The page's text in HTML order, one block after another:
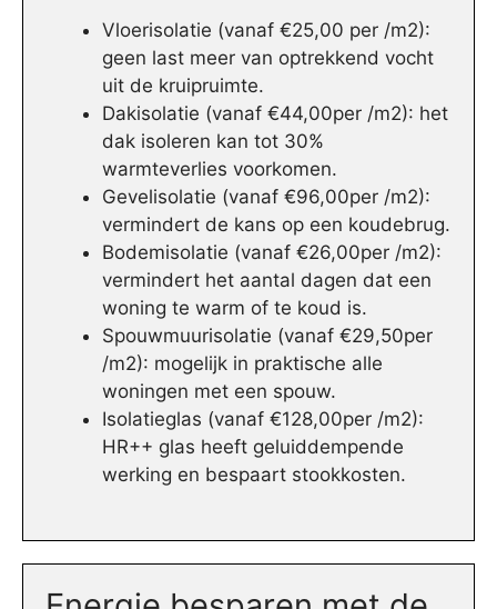
Vloerisolatie (vanaf €25,00 per /m2):
geen last meer van optrekkend vocht
uit de kruipruimte.
Dakisolatie (vanaf €44,00per /m2): het
dak isoleren kan tot 30%
warmteverlies voorkomen.
Gevelisolatie (vanaf €96,00per /m2):
vermindert de kans op een koudebrug.
Bodemisolatie (vanaf €26,00per /m2):
vermindert het aantal dagen dat een
woning te warm of te koud is.
Spouwmuurisolatie (vanaf €29,50per
/m2): mogelijk in praktische alle
woningen met een spouw.
Isolatieglas (vanaf €128,00per /m2):
HR++ glas heeft geluiddempende
werking en bespaart stookkosten.